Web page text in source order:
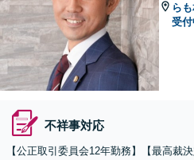
ら
受付
不祥事対応
【公正取引委員会12年勤務】【最高裁